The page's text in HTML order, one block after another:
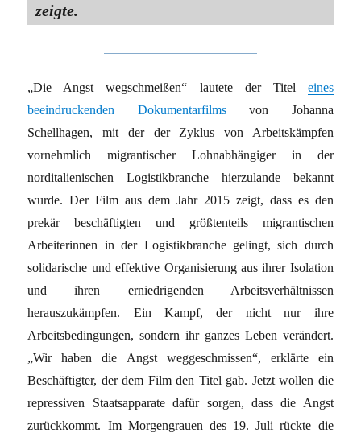
zeigte.
„Die Angst wegschmeißen“ lautete der Titel eines
beeindruckenden Dokumentarfilmsvon Johanna
Schellhagen, mit der der Zyklus von Arbeitskämpfen
vornehmlich migrantischer Lohnabhängiger in der
norditalienischen Logistikbranche hierzulande bekannt
wurde. Der Film aus dem Jahr 2015 zeigt, dass es den
prekär beschäftigten und größtenteils migrantischen
Arbeiterinnen in der Logistikbranche gelingt, sich durch
solidarische und effektive Organisierung aus ihrer Isolation
und ihren erniedrigenden Arbeitsverhältnissen
herauszukämpfen. Ein Kampf, der nicht nur ihre
Arbeitsbedingungen, sondern ihr ganzes Leben verändert.
„Wir haben die Angst weggeschmissen“, erklärte ein
Beschäftigter, der dem Film den Titel gab. Jetzt wollen die
repressiven Staatsapparate dafür sorgen, dass die Angst
zurückkommt. Im Morgengrauen des 19. Juli rückte die